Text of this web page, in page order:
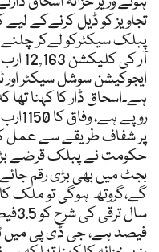
تجاویز کو ڈیل کرنےکے
پبلک سیکٹرکو لےکر
آر
ایجوکیشن سوشل سیکٹر
روپے
پر شفاف طریقے سے عمل
حکومت نے پبلک قرضے
بجٹ میں بھی بڑی رقم
گے،گروتھ ہوگی تو ملک